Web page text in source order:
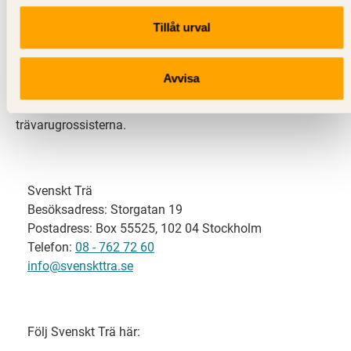
Tillåt urval
Avvisa
Svenskt Trä representerar svensk sågverksindustri
och är en del av branschorganisationen
svensk limträ-, KL-trä- och förpackningsindustri samt
trävarugrossisterna.
Svenskt Trä
Besöksadress: Storgatan 19
Postadress: Box 55525, 102 04 Stockholm
Telefon: 08 - 762 72 60
info@svenskttra.se
Följ Svenskt Trä här: